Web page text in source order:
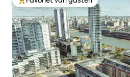
Topfavoriet van gasten